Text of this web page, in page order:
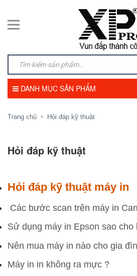
DANH MỤC SẢN PHẨM
Trang chủ + Hỏi đáp kỹ thuật
Hỏi đáp kỹ thuật
Hỏi đáp kỹ thuật máy in
Các bước scan trên máy in Can
Sử dụng máy in Epson sao cho
Nên mua máy in nào cho gia
Máy in in không ra mực ?